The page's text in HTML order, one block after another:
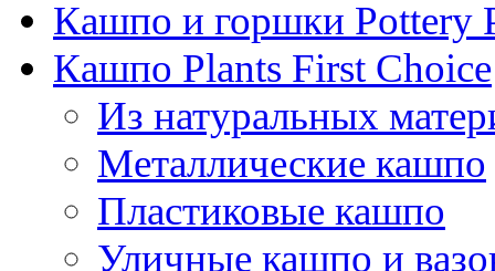
Кашпо и горшки Pottery
Кашпо Plants First Choice
Из натуральных
Металлические кашпо
Пластиковые кашпо
Уличные кашпо и